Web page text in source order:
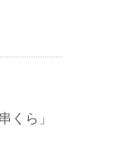
くら」